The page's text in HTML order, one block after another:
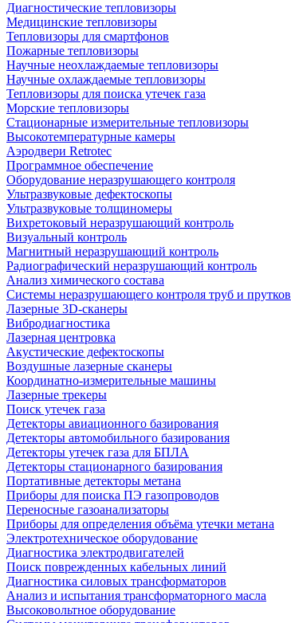
Диагностические тепловизоры
Медицинские тепловизоры
Тепловизоры для смартфонов
Пожарные тепловизоры
Научные неохлаждаемые тепловизоры
Научные охлаждаемые тепловизоры
Тепловизоры для поиска утечек газа
Морские тепловизоры
Стационарные измерительные тепловизоры
Высокотемпературные камеры
Аэродвери Retrotec
Программное обеспечение
Оборудование неразрушающего контроля
Ультразвуковые дефектоскопы
Ультразвуковые толщиномеры
Вихретоковый неразрушающий контроль
Визуальный контроль
Магнитный неразрушающий контроль
Радиографический неразрушающий контроль
Анализ химического состава
Системы неразрушающего контроля труб и прутков
Лазерные 3D-сканеры
Вибродиагностика
Лазерная центровка
Акустические дефектоскопы
Воздушные лазерные сканеры
Координатно-измерительные машины
Лазерные трекеры
Поиск утечек газа
Детекторы авиационного базирования
Детекторы автомобильного базирования
Детекторы утечек газа для БПЛА
Детекторы стационарного базирования
Портативные детекторы метана
Приборы для поиска ПЭ газопроводов
Переносные газоанализаторы
Приборы для определения объёма утечки метана
Электротехническое оборудование
Диагностика электродвигателей
Поиск поврежденных кабельных линий
Диагностика силовых трансформаторов
Анализ и испытания трансформаторного масла
Высоковольтное оборудование